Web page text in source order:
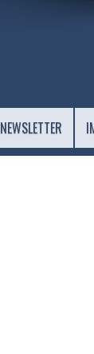
NEWSLETTER